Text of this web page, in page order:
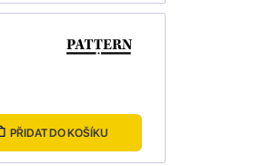
PŘIDAT DO KOŠÍKU